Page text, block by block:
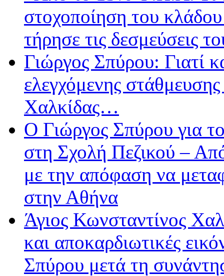
στοχοποίηση του
τήρησε τις δεσμεύσεις
Γιώργος Σπύρου: Γιατί
ελεγχόμενης
Χαλκίδας…
Ο Γιώργος Σπύρου για
στη Σχολή Πεζικού –
με την απόφαση να
στην Αθήνα
Άγιος Κωνσταντίνος
και αποκαρδιωτικές
Σπύρου μετά τη